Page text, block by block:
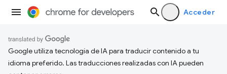
Acceder
Google utiliza tecnología de IA para traducir contenido a tu
idioma preferido. Las traducciones realizadas con IA pueden